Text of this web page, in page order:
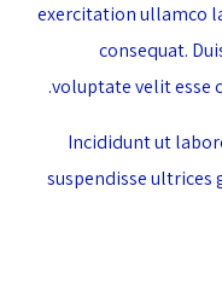
exercitation ullamco
consequat.
voluptate velit esse
“Incididunt ut
suspendisse ultrices